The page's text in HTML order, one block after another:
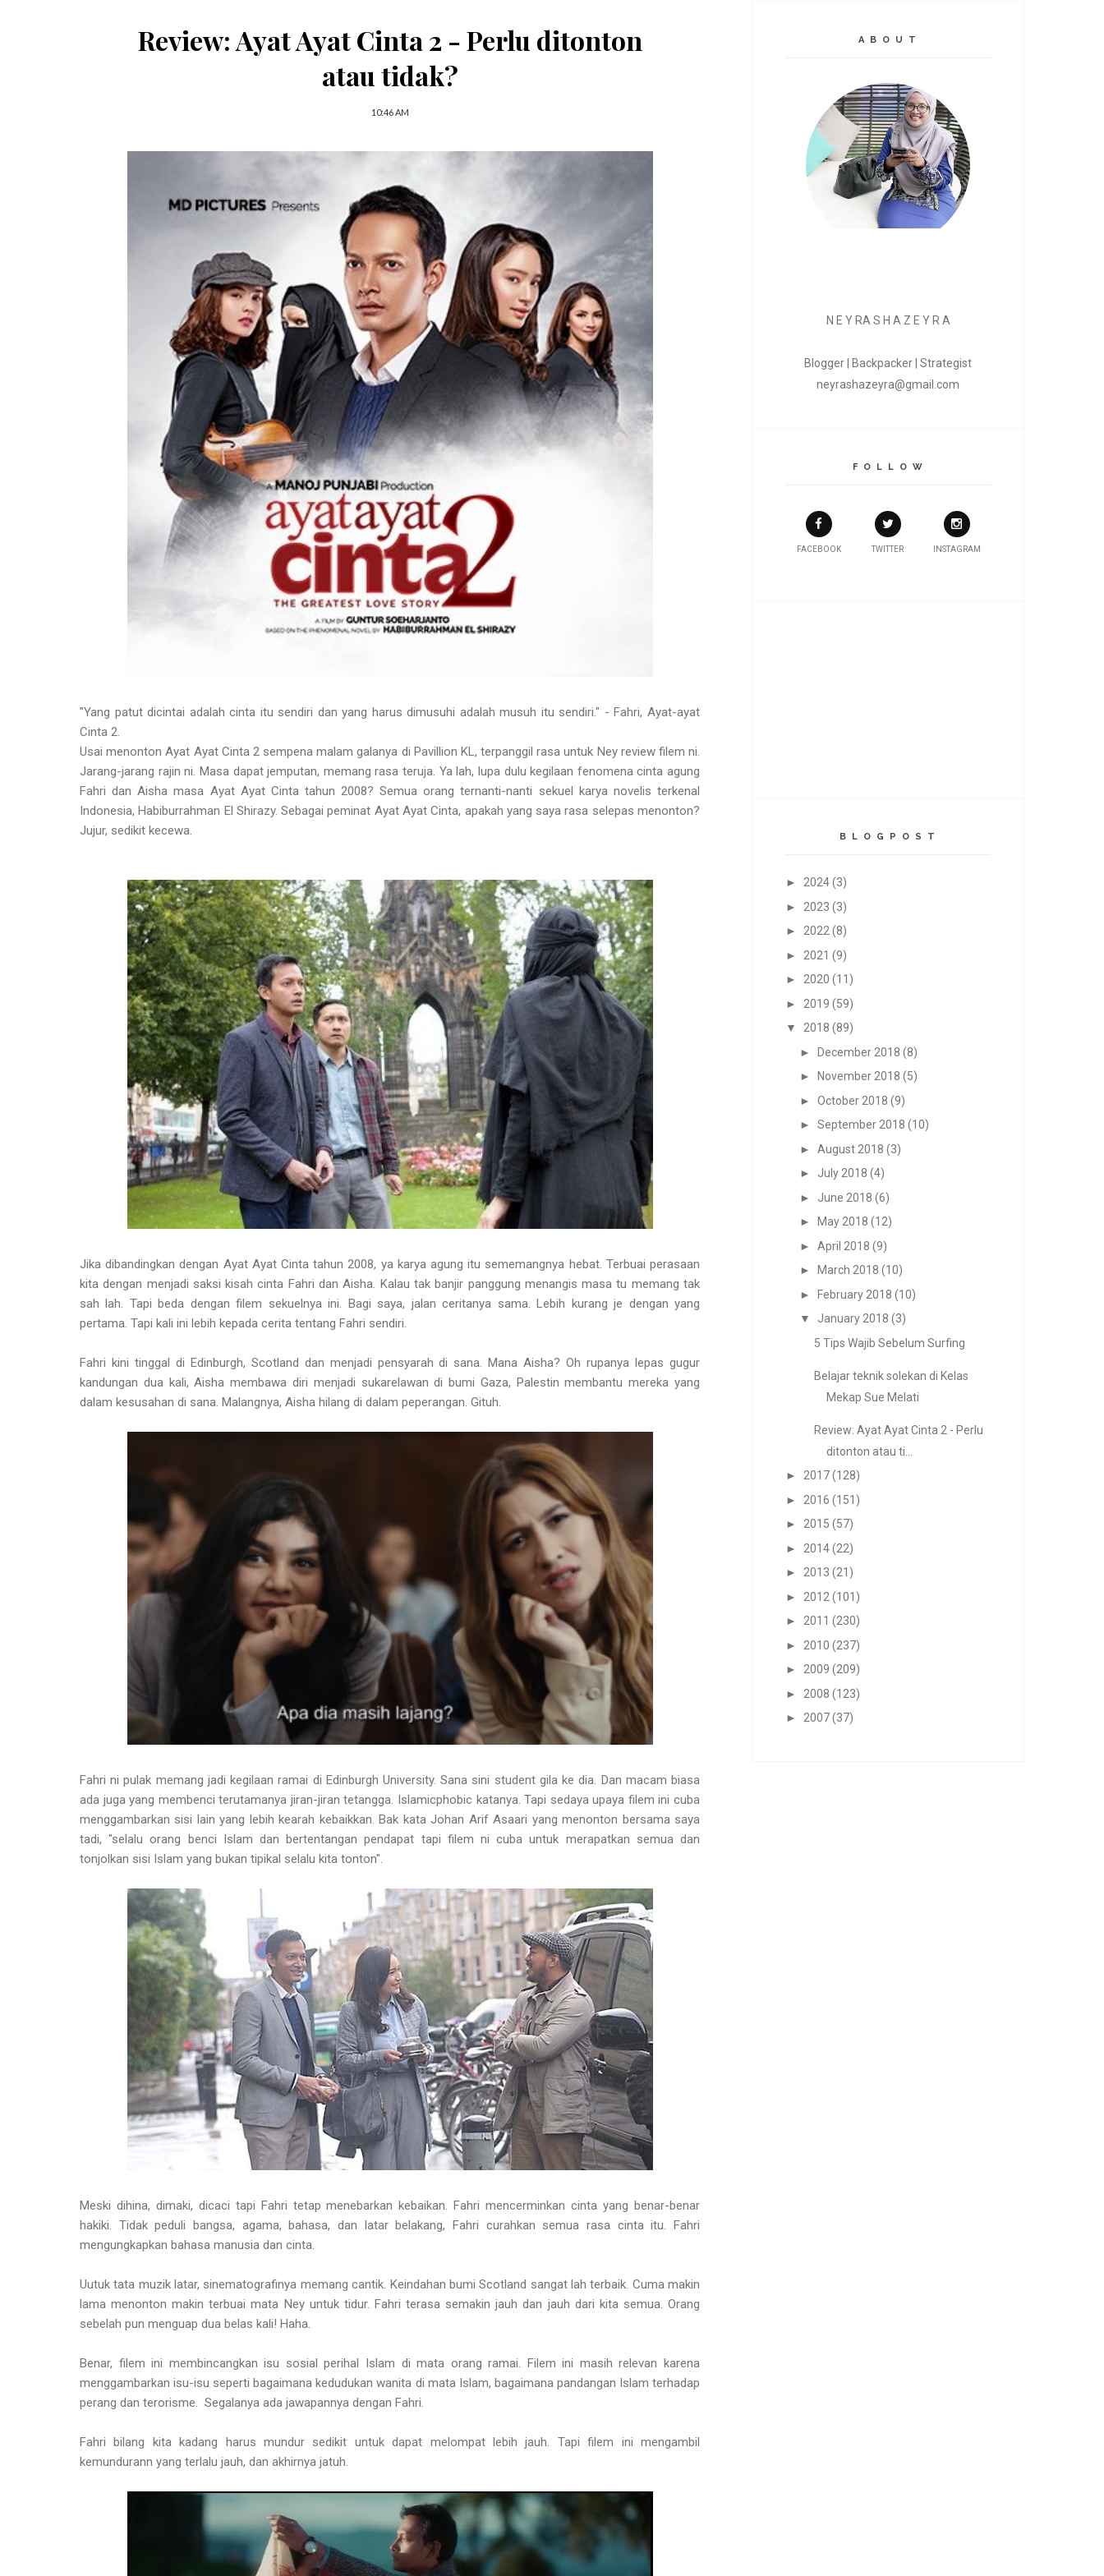
Review: Ayat Ayat Cinta 2 - Perlu ditonton
atau tidak?
10:46 AM
"Yang patut dicintai adalah cinta itu sendiri dan yang harus dimusuhi adalah musuh itu sendiri." - Fahri, Ayat-ayat
Cinta 2.
Usai menonton Ayat Ayat Cinta 2 sempena malam galanya di Pavillion KL, terpanggil rasa untuk Ney review filem ni.
Jarang-jarang rajin ni. Masa dapat jemputan, memang rasa teruja. Ya lah, lupa dulu kegilaan fenomena cinta agung
Fahri dan Aisha masa Ayat Ayat Cinta tahun 2008? Semua orang ternanti-nanti sekuel karya novelis terkenal
Indonesia, Habiburrahman El Shirazy. Sebagai peminat Ayat Ayat Cinta, apakah yang saya rasa selepas menonton?
Jujur, sedikit kecewa.
Jika dibandingkan dengan Ayat Ayat Cinta tahun 2008, ya karya agung itu sememangnya hebat. Terbuai perasaan
kita dengan menjadi saksi kisah cinta Fahri dan Aisha. Kalau tak banjir panggung menangis masa tu memang tak
sah lah. Tapi beda dengan filem sekuelnya ini. Bagi saya, jalan ceritanya sama. Lebih kurang je dengan yang
pertama. Tapi kali ini lebih kepada cerita tentang Fahri sendiri.
Fahri kini tinggal di Edinburgh, Scotland dan menjadi pensyarah di sana. Mana Aisha? Oh rupanya lepas gugur
kandungan dua kali, Aisha membawa diri menjadi sukarelawan di bumi Gaza, Palestin membantu mereka yang
dalam kesusahan di sana. Malangnya, Aisha hilang di dalam peperangan. Gituh.
Fahri ni pulak memang jadi kegilaan ramai di Edinburgh University. Sana sini student gila ke dia. Dan macam biasa
ada juga yang membenci terutamanya jiran-jiran tetangga. Islamicphobic katanya. Tapi sedaya upaya filem ini cuba
menggambarkan sisi lain yang lebih kearah kebaikkan. Bak kata Johan Arif Asaari yang menonton bersama saya
tadi, "selalu orang benci Islam dan bertentangan pendapat tapi filem ni cuba untuk merapatkan semua dan
tonjolkan sisi Islam yang bukan tipikal selalu kita tonton".
Meski dihina, dimaki, dicaci tapi Fahri tetap menebarkan kebaikan. Fahri mencerminkan cinta yang benar-benar
hakiki. Tidak peduli bangsa, agama, bahasa, dan latar belakang, Fahri curahkan semua rasa cinta itu. Fahri
mengungkapkan bahasa manusia dan cinta.
Uutuk tata muzik latar, sinematografinya memang cantik. Keindahan bumi Scotland sangat lah terbaik. Cuma makin
lama menonton makin terbuai mata Ney untuk tidur. Fahri terasa semakin jauh dan jauh dari kita semua. Orang
sebelah pun menguap dua belas kali! Haha.
Benar, filem ini membincangkan isu sosial perihal Islam di mata orang ramai. Filem ini masih relevan karena
menggambarkan isu-isu seperti bagaimana kedudukan wanita di mata Islam, bagaimana pandangan Islam terhadap
perang dan terorisme. Segalanya ada jawapannya dengan Fahri.
Fahri bilang kita kadang harus mundur sedikit untuk dapat melompat lebih jauh. Tapi filem ini mengambil
kemundurann yang terlalu jauh, dan akhirnya jatuh.
A B O U T
N E Y RA S H A Z E Y R A
Blogger | Backpacker | Strategist
neyrashazeyra@gmail.com
F O L L O W
FACEBOOK TWITTER INSTAGRAM
B L O G P O S T
► 2024(3)
► 2023 (3)
► 2022 (8)
► 2021 (9)
► 2020 (11)
► 2019 (59)
▼
2018 (89)
► December 2018 (8)
►
November 2018 (5)
► October 2018 (9)
► September 2018 (10)
► August 2018 (3)
► July 2018 (4)
► June 2018 (6)
►
May 2018 (12)
► April 2018 (9)
►
March 2018 (10)
► February 2018 (10)
▼
January 2018 (3)
5 Tips Wajib Sebelum Surfing
Belajar teknik solekan di Kelas
Mekap Sue Melati
Review: Ayat Ayat Cinta 2 - Perlu
ditonton atau ti...
► 2017(128)
► 2016 (151)
► 2015 (57)
► 2014(22)
► 2013 (21)
► 2012 (101)
► 2011 (230)
► 2010 (237)
► 2009 (209)
► 2008 (123)
► 2007(37)